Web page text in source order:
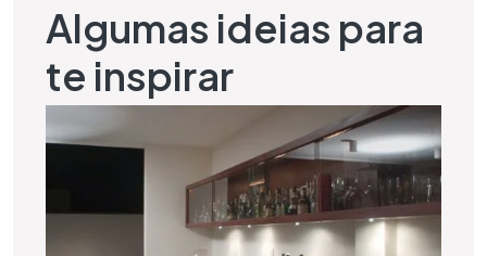
Algumas ideias para
te inspirar